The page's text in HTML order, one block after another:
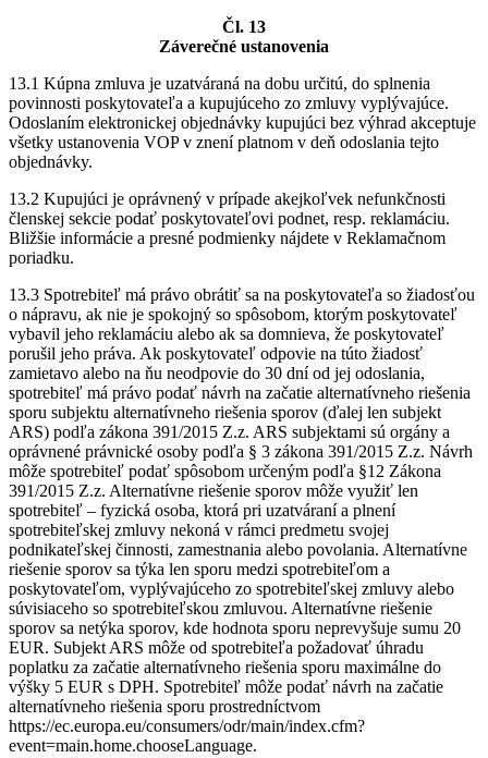
Čl. 13
Záverečné ustanovenia
13.1 Kúpna zmluva je uzatváraná na dobu určitú, do splnenia
povinnosti poskytovateľa a kupujúceho zo zmluvy vyplývajúce.
Odoslaním elektronickej objednávky kupujúci bez výhrad akceptuje
všetky ustanovenia VOP v znení platnom v deň odoslania tejto
objednávky.
13.2 Kupujúci je oprávnený v prípade akejkoľvek nefunkčnosti
členskej sekcie podať poskytovateľovi podnet, resp. reklamáciu.
Bližšie informácie a presné podmienky nájdete v Reklamačnom
poriadku.
13.3 Spotrebiteľ má právo obrátiť sa na poskytovateľa so žiadosťou
o nápravu, ak nie je spokojný so spôsobom, ktorým poskytovateľ
vybavil jeho reklamáciu alebo ak sa domnieva, že poskytovateľ
porušil jeho práva. Ak poskytovateľ odpovie na túto žiadosť
zamietavo alebo na ňu neodpovie do 30 dní od jej odoslania,
spotrebiteľ má právo podať návrh na začatie alternatívneho riešenia
sporu subjektu alternatívneho riešenia sporov (ďalej len subjekt
ARS) podľa zákona 391/2015 Z.z. ARS subjektami sú orgány a
oprávnené právnické osoby podľa § 3 zákona 391/2015 Z.z. Návrh
môže spotrebiteľ podať spôsobom určeným podľa §12 Zákona
391/2015 Z.z. Alternatívne riešenie sporov môže využiť len
spotrebiteľ – fyzická osoba, ktorá pri uzatváraní a plnení
spotrebiteľskej zmluvy nekoná v rámci predmetu svojej
podnikateľskej činnosti, zamestnania alebo povolania. Alternatívne
riešenie sporov sa týka len sporu medzi spotrebiteľom a
poskytovateľom, vyplývajúceho zo spotrebiteľskej zmluvy alebo
súvisiaceho so spotrebiteľskou zmluvou. Alternatívne riešenie
sporov sa netýka sporov, kde hodnota sporu neprevyšuje sumu 20
EUR. Subjekt ARS môže od spotrebiteľa požadovať úhradu
poplatku za začatie alternatívneho riešenia sporu maximálne do
výšky 5 EUR s DPH. Spotrebiteľ môže podať návrh na začatie
alternatívneho riešenia sporu prostredníctvom
https://ec.europa.eu/consumers/odr/main/index.cfm?
event=main.home.chooseLanguage.